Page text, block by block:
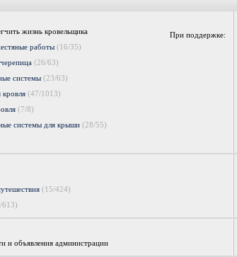
При поддержке:
жизнь кровельщика
работы (16/35)
(26/63)
системы (23/63)
кровля (47/1013)
(7/8)
системы для крыши (28/55)
(15/424)
613)
и объявления администрации